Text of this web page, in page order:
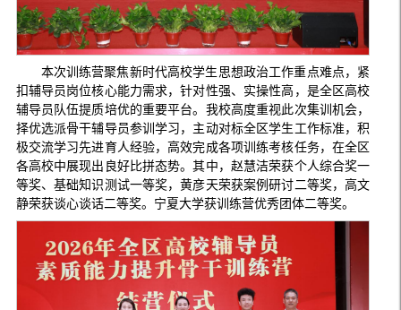
本次训练营聚焦新时代高校学生思想政治工作重点难点，紧
扣辅导员岗位核心能力需求，针对性强、实操性高，是全区高校
辅导员队伍提质培优的重要平台。我校高度重视此次集训机会，
择优选派骨干辅导员参训学习，主动对标全区学生工作标准，积
极交流学习先进育人经验，高效完成各项训练考核任务，在全区
各高校中展现出良好比拼态势。其中，赵慧洁荣获个人综合奖一
等奖、基础知识测试一等奖，黄彦天荣获案例研讨二等奖，高文
静荣获谈心谈话二等奖。宁夏大学获训练营优秀团体二等奖。